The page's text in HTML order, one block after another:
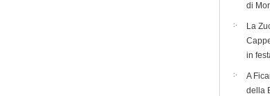
di
La
in
A
della